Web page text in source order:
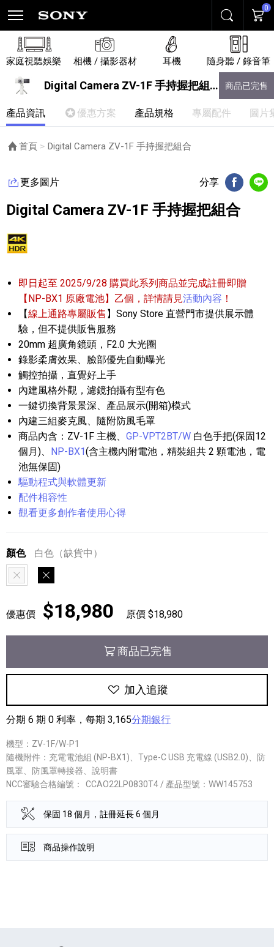
搜尋 購物
0
家庭視聽娛樂 相機 / 攝影器材 耳機 隨身聽 / 錄音筆
Digital Camera ZV-1F 手持握把組合 商品已完售
產品資訊 優惠方案 產品規格 專屬配件 圖片
首頁 目前頁面：
Digital Camera ZV-1F 手持握把組合
更多圖片 分享
FB分享
Digital Camera ZV-1F 手持握把組合
即日起至 2025/9/28 購買此系列商品並完成註冊即贈
【NP-BX1 原廠電池】乙個，詳情請見活動內容 ！
【線上通路專屬販售 】Sony Store 直營門市提供展示體
驗，但不提供販售服務
20mm 超廣角鏡頭，F2.0 大光圈
錄影柔膚效果、臉部優先自動曝光
觸控拍攝，直覺好上手
內建風格外觀，濾鏡拍攝有型有色
一鍵切換背景景深、產品展示(開箱)模式
內建三組麥克風、隨附防風毛罩
商品內含：ZV-1F 主機、 GP-VPT2BT/W 白色手把(保固12
個月)、
NP-BX1(含主機內附電池，精裝組共 2 顆電池，電
池無保固)
驅動程式與軟體更新
配件相容性
觀看更多創作者使用心得
顏色 白色（缺貨中）
白色 黑色
優惠價 $18,980 原價 $18,980
商品已完售
加入追蹤
分期 6 期 0 利率，每期 3,165分期銀行
機型：ZV-1F/W-P1
隨機附件：充電電池組 (NP-BX1)、Type-C USB 充電線 (USB2.0)、防
風罩、防風罩轉接器、說明書
NCC審驗合格編號：
CCAO22LP0830T4 / 產品型號：WW145753
保固 18 個月，註冊延長 6 個月
商品操作說明